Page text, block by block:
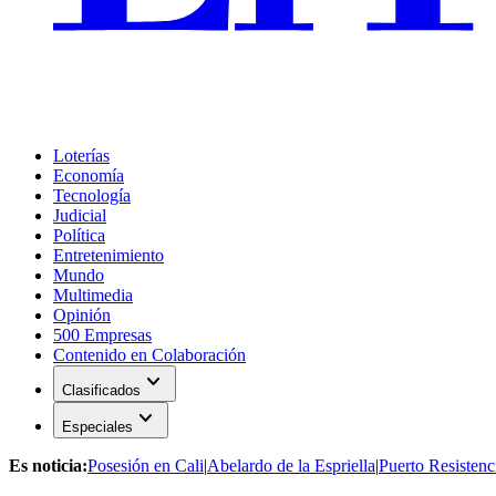
Loterías
Economía
Tecnología
Judicial
Política
Entretenimiento
Mundo
Multimedia
Opinión
500 Empresas
Contenido en Colaboración
Clasificados expand_more
Especiales expand_more
Es noticia:Posesión en Cali|Abelardo de la Espriella|Puerto